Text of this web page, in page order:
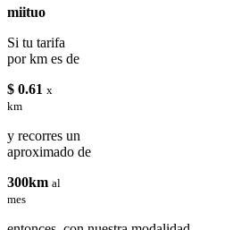
miituo
Si tu tarifa
por km es de
$ 0.61 x
km
y recorres un
aproximado de
300km al
mes